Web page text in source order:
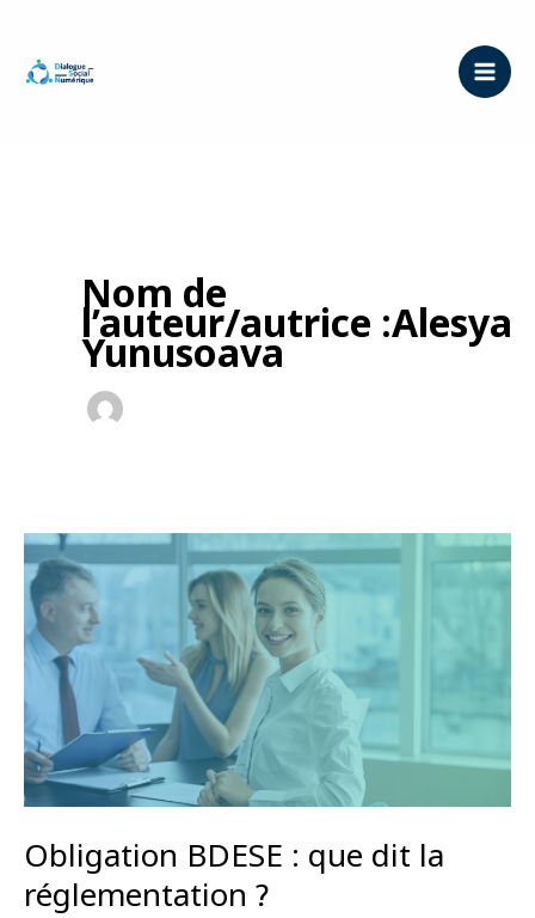
contenu
Nom de
l’auteur/autrice :Alesya
Yunusoava
Obligation BDESE : que dit la
réglementation ?
Obligation
BDESE
que
dit
la
réglementation
?